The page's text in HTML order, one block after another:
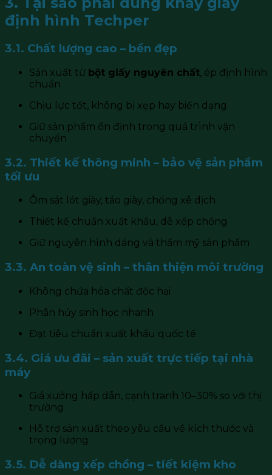
định hình Techper
3.1. Chất lượng cao – bền đẹp
Sản xuất từ bột giấy nguyên chất, ép định hình
chuẩn
Chịu lực tốt, không bị xẹp hay biến dạng
Giữ sản phẩm ổn định trong quá trình vận
chuyển
3.2. Thiết kế thông minh – bảo vệ sản phẩm
tối ưu
Ôm sát lót giày, táo giày, chống xê dịch
Thiết kế chuẩn xuất khẩu, dễ xếp chồng
Giữ nguyên hình dáng và thẩm mỹ sản phẩm
3.3. An toàn vệ sinh – thân thiện môi trường
Không chứa hóa chất độc hại
Phân hủy sinh học nhanh
Đạt tiêu chuẩn xuất khẩu quốc tế
3.4. Giá ưu đãi – sản xuất trực tiếp tại nhà
máy
Giá xưởng hấp dẫn, cạnh tranh 10–30% so với thị
trường
Hỗ trợ sản xuất theo yêu cầu về kích thước và
trọng lượng
3.5. Dễ dàng xếp chồng – tiết kiệm kho